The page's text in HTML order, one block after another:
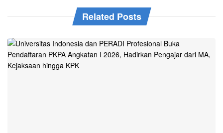
Related Posts